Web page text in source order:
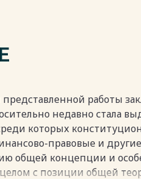
работы
недавно стала
которых
правовые и
общей концепции и
с позиции общей